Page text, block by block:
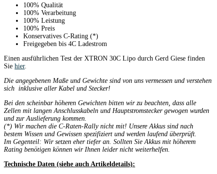
100% Qualität
100% Verarbeitung
100% Leistung
100% Preis
Konservatives C-Rating (*)
Freigegeben bis 4C Ladestrom
Einen ausführlichen Test der XTRON 30C Lipo durch Gerd Giese finden
Sie hier.
Die angegebenen Maße und Gewichte sind von uns vermessen und verstehen
sich inklusive aller Kabel und Stecker!
Bei den scheinbar höheren Gewichten bitten wir zu beachten, dass alle
Zellen mit langen Anschlusskabeln und Hauptstromstecker gewogen wurden
und zur Auslieferung kommen.
(*) Wir machen die C-Raten-Rally nicht mit! Unsere Akkus sind nach
bestem Wissen und Gewissen spezifiziert und werden laufend überprüft.
Im Gegenteil: Wir setzen eher tiefer an. Sollten Sie Akkus mit höherem
Rating benötigen können wir Ihnen leider nicht weiterhelfen.
Technische Daten (siehe auch Artikeldetails):